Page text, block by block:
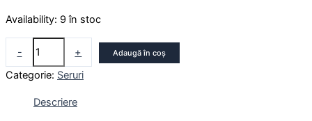
Availability: 9 în stoc
- + Adaugă în coș
Categorie: Seruri
Descriere